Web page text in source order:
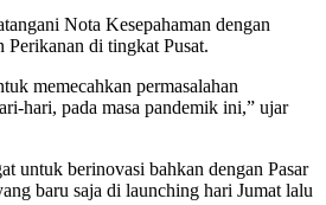
Nota Kesepahaman dengan
di tingkat Pusat.
memecahkan permasalahan
hari, pada masa pandemik ini,” ujar
untuk berinovasi bahkan dengan Pasar
baru saja di launching hari Jumat lalu